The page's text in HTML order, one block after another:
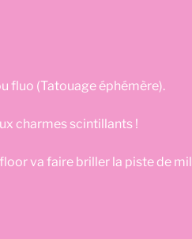
fluo (Tatouage éphémère).
charmes scintillants !
va faire briller la piste de